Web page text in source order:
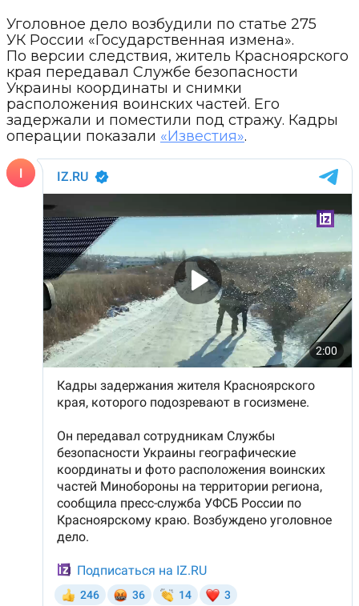
Уголовное дело возбудили по статье 275
УК России «Государственная измена».
По версии следствия, житель Красноярского
края передавал Службе безопасности
Украины координаты и снимки
расположения воинских частей. Его
задержали и поместили под стражу. Кадры
операции показали «Известия».